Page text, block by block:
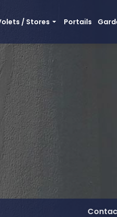
/ Stores
Volets battants bois
Volets battants aluminium
Volets roulant / bso
Store microperforé
Pergolas / Carports
Portails